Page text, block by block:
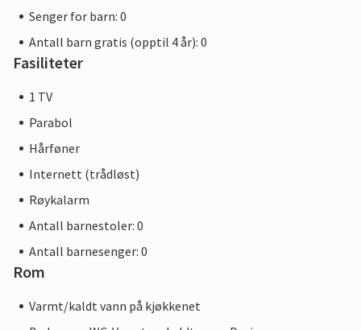
Senger for barn: 0
Antall barn gratis (opptil 4 år): 0
Fasiliteter
1 TV
Parabol
Hårføner
Internett (trådløst)
Røykalarm
Antall barnestoler: 0
Antall barnesenger: 0
Rom
Varmt/kaldt vann på kjøkkenet